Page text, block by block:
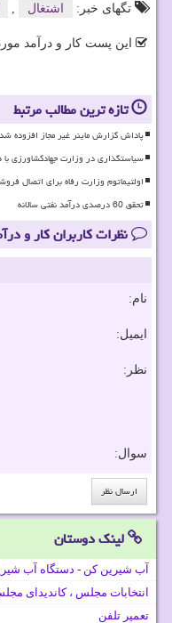
تگهای خبر:
اشتغال
این پست کار و درآمد
تازه ترین مطالب مرتبط
پاداش گزارش ماینر غیر مجاز افزوده
سیاستگذاری در وزارت جهادکشاورزی
اولتیماتوم وزارت رفاه برای اتصال
تحقق 60 درصدی درآمد نفتی سالانه
نظرات کاربران کار و
نام:
ایمیل:
نظر:
سوال:
لینک دوستان
آب شیرین کن - دستگاه آب
انتخابات مجلس ، کاندیدای
تعمیر تلفن